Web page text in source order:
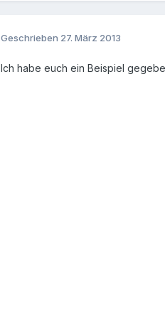
Geschrieben 27. März 2013
Ich habe euch ein Beispiel